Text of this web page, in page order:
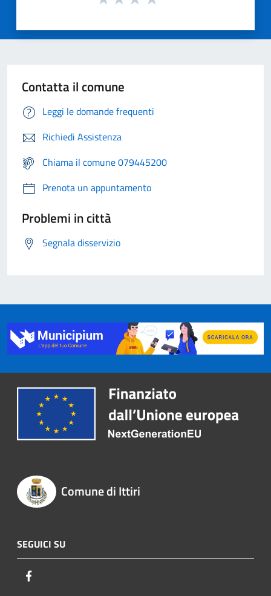
Contatta il comune
Leggi le domande frequenti
Richiedi Assistenza
Chiama il comune 079445200
Prenota un appuntamento
Problemi in città
Segnala disservizio
Comune di Ittiri
SEGUICI SU